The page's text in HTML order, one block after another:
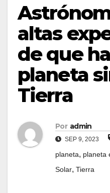
altas
de que
planeta
Tierra
Por admin
SEP 9, 2023
planeta, planeta
Solar, Tierra